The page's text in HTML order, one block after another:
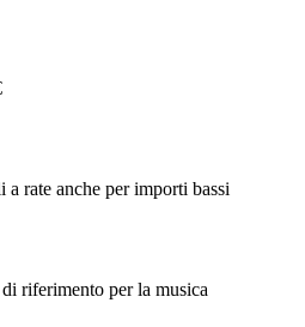
rate anche per importi bassi
riferimento per la musica